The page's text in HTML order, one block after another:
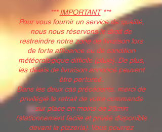
***IMPORTANT***
Pour vous fournir un service de qualité,
nous nous réservons le droit de
restreindre notre zone de livraison lors
de forte affluence ou de condition
météorologique difficile (pluie). De plus,
les délais de livraison annoncé peuvent
être perturbé.
Dans les deux cas précédents, merci de
privilégié le retrait de votre commande
sur place en moins de 20min
(stationnement facile et privée disponible
devant la pizzeria). Vous pourrez